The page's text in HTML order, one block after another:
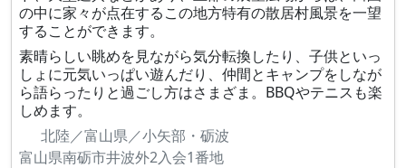
の中に家々が点在するこの地方特有の散居村風景を一望
することができます。
素晴らしい眺めを見ながら気分転換したり、子供といっ
しょに元気いっぱい遊んだり、仲間とキャンプをしなが
ら語らったりと過ごし方はさまざま。BBQやテニスも楽
しめます。
北陸／富山県／小矢部・砺波
富山県南砺市井波外2入会1番地